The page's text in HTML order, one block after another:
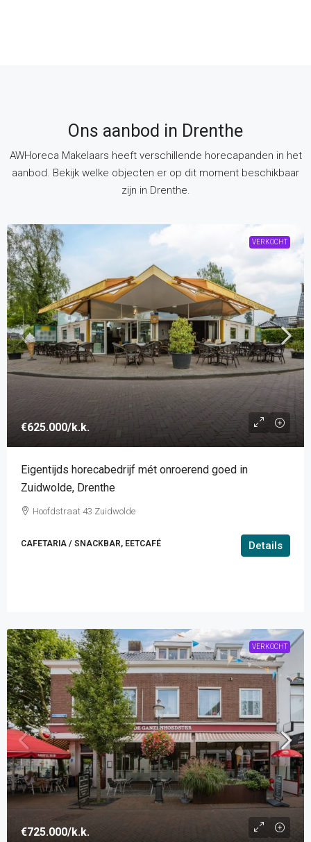
Ons aanbod in Drenthe
AWHoreca Makelaars heeft verschillende horecapanden in het
aanbod. Bekijk welke objecten er op dit moment beschikbaar
zijn in Drenthe.
VERKOCHT
€625.000/k.k.
Eigentijds horecabedrijf mét onroerend goed in
Zuidwolde, Drenthe
Hoofdstraat 43 Zuidwolde
CAFETARIA / SNACKBAR, EETCAFÉ Details
VERKOCHT
€725.000/k.k.